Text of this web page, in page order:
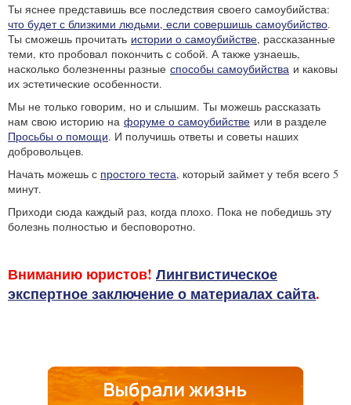
Ты яснее представишь все последствия своего самоубийства:
что будет с близкими людьми, если совершишь самоубийство.
Ты сможешь прочитать истории о самоубийстве, рассказанные
теми, кто пробовал покончить с собой. А также узнаешь,
насколько болезненны разные способы самоубийства и каковы
их эстетические особенности.
Мы не только говорим, но и слышим. Ты можешь рассказать
нам свою историю на форуме о самоубийстве или в разделе
Просьбы о помощи. И получишь ответы и советы наших
добровольцев.
Начать можешь с простого теста, который займет у тебя всего 5
минут.
Приходи сюда каждый раз, когда плохо. Пока не победишь эту
болезнь полностью и бесповоротно.
Вниманию юристов! Лингвистическое
экспертное заключение о материалах сайта.